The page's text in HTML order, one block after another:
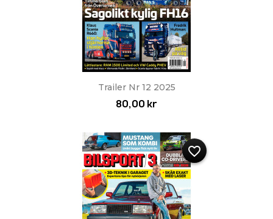
Trailer Nr 12 2025
80,00 kr
favorite_border